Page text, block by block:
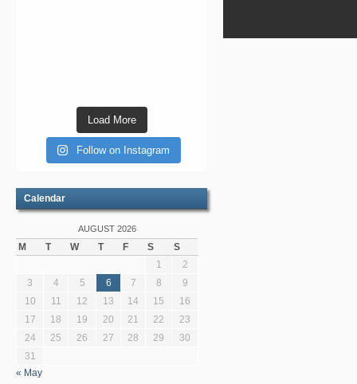
Load More
Follow on Instagram
Calendar
AUGUST 2026
M T W T F S
S
1
2
3
4 5 6 7 8
9
10
11 12 13 14 15
16
17
18 19 20 21 22
23
24
25 26 27 28 29
30
31
« May